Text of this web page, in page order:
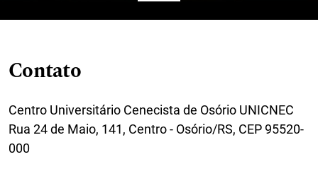
Contato
Centro Universitário Cenecista de Osório UNICNEC
Rua 24 de Maio, 141, Centro - Osório/RS, CEP 95520-
000